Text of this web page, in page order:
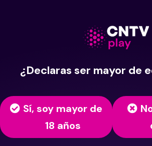
¿Declaras ser mayor de
Sí, soy mayor de
18 años